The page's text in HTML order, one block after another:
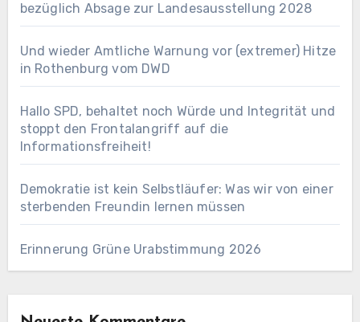
bezüglich Absage zur Landesausstellung 2028
Und wieder Amtliche Warnung vor (extremer) Hitze
in Rothenburg vom DWD
Hallo SPD, behaltet noch Würde und Integrität und
stoppt den Frontalangriff auf die
Informationsfreiheit!
Demokratie ist kein Selbstläufer: Was wir von einer
sterbenden Freundin lernen müssen
Erinnerung Grüne Urabstimmung 2026